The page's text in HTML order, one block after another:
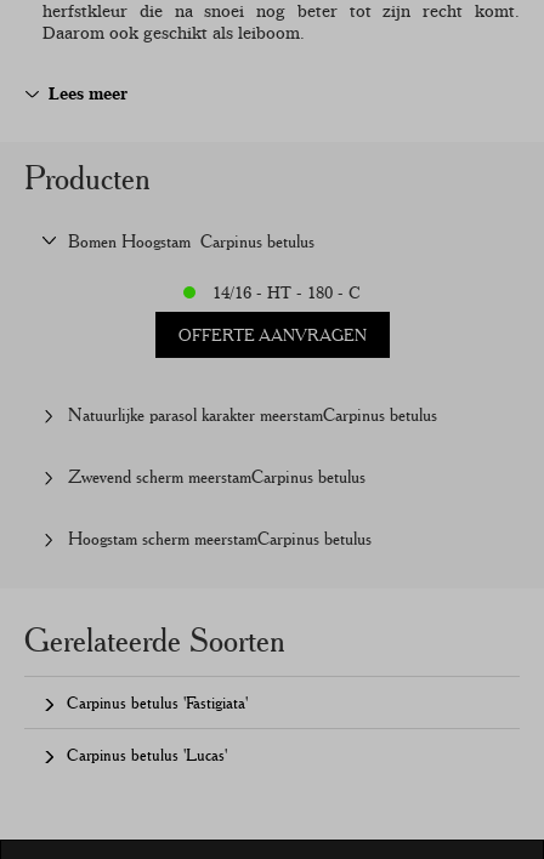
herfstkleur die na snoei nog beter tot zijn recht komt.
Daarom ook geschikt als leiboom.
Lees meer
Producten
Bomen Hoogstam Carpinus betulus
14/16 - HT - 180 - C
OFFERTE AANVRAGEN
Natuurlijke parasol karakter meerstamCarpinus betulus
Zwevend scherm meerstamCarpinus betulus
Hoogstam scherm meerstamCarpinus betulus
Gerelateerde Soorten
Carpinus betulus 'Fastigiata'
Carpinus betulus 'Lucas'